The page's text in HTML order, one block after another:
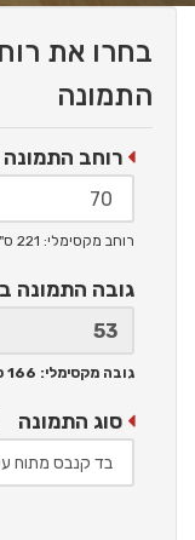
בחרו את
התמונה
רוחב
רוחב מקסימלי: 221 ס"מ
גובה התמונה
גובה מקסימלי: 166 ס"מ
סוג התמונה